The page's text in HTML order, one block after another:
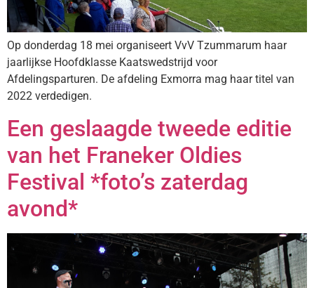
Op donderdag 18 mei organiseert VvV Tzummarum haar
jaarlijkse Hoofdklasse Kaatswedstrijd voor
Afdelingsparturen. De afdeling Exmorra mag haar titel van
2022 verdedigen.
Een geslaagde tweede editie
van het Franeker Oldies
Festival *foto’s zaterdag
avond*